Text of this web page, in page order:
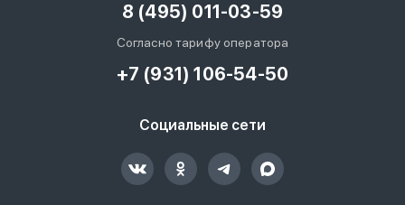
8 (495) 011-03-59
Согласно тарифу оператора
+7 (931) 106-54-50
Социальные сети